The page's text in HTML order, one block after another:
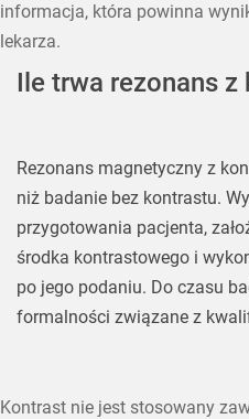
informacja, która powinna
lekarza.
Ile trwa rezonans z
Rezonans magnetyczny z
niż badanie bez kontrastu.
przygotowania pacjenta,
środka kontrastowego i
po jego podaniu. Do czasu
formalności związane z
Kontrast nie jest stosowany